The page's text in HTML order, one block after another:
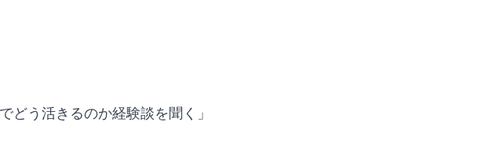
う活きるのか経験談を聞く」